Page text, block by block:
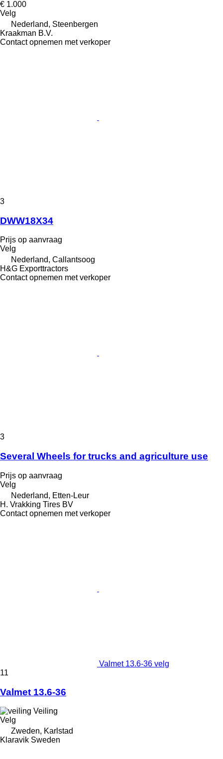
€ 1.000
Velg
Nederland, Steenbergen
Kraakman B.V.
Contact opnemen met verkoper
3
DWW18X34
Prijs op aanvraag
Velg
Nederland, Callantsoog
H&G Exporttractors
Contact opnemen met verkoper
3
Several Wheels for trucks and agriculture use
Prijs op aanvraag
Velg
Nederland, Etten-Leur
H. Vrakking Tires BV
Contact opnemen met verkoper
Valmet 13.6-36 velg
11
Valmet 13.6-36
Veiling
Velg
Zweden, Karlstad
Klaravik Sweden